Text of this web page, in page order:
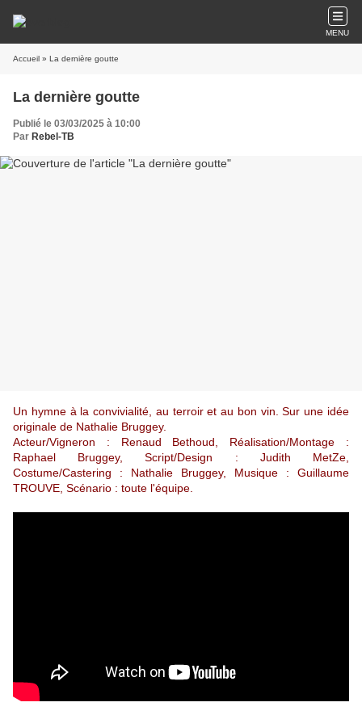
MENU
Accueil » La dernière goutte
La dernière goutte
Publié le 03/03/2025 à 10:00
Par Rebel-TB
Un hymne à la convivialité, au terroir et au bon vin. Sur une idée
originale de Nathalie Bruggey.
Acteur/Vigneron : Renaud Bethoud, Réalisation/Montage :
Raphael Bruggey, Script/Design : Judith MetZe,
Costume/Castering : Nathalie Bruggey, Musique : Guillaume
TROUVE, Scénario : toute l'équipe.